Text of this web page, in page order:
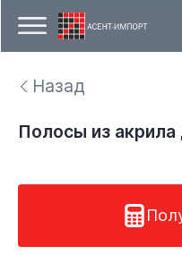
Назад
Полосы из акрила